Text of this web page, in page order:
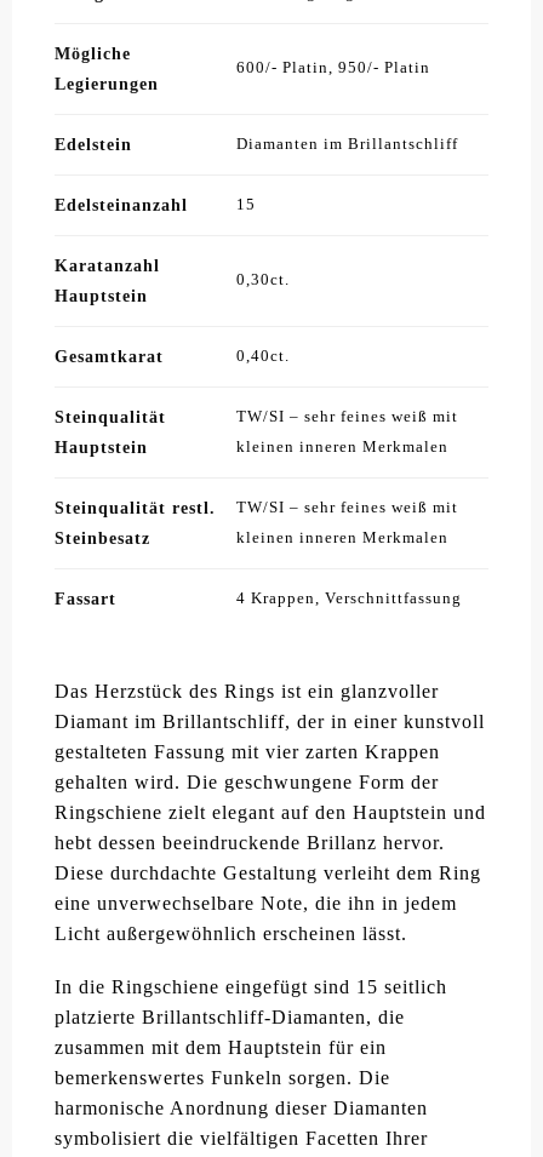
Mögliche
Legierungen
600/- Platin, 950/- Platin
Edelstein Diamanten im Brillantschliff
Edelsteinanzahl 15
Karatanzahl
Hauptstein
0,30ct.
Gesamtkarat 0,40ct.
Steinqualität
Hauptstein
TW/SI – sehr feines weiß mit
kleinen inneren Merkmalen
Steinqualität restl.
Steinbesatz
TW/SI – sehr feines weiß mit
kleinen inneren Merkmalen
Fassart 4 Krappen, Verschnittfassung
Das Herzstück des Rings ist ein glanzvoller
Diamant im Brillantschliff, der in einer kunstvoll
gestalteten Fassung mit vier zarten Krappen
gehalten wird. Die geschwungene Form der
Ringschiene zielt elegant auf den Hauptstein und
hebt dessen beeindruckende Brillanz hervor.
Diese durchdachte Gestaltung verleiht dem Ring
eine unverwechselbare Note, die ihn in jedem
Licht außergewöhnlich erscheinen lässt.
In die Ringschiene eingefügt sind 15 seitlich
platzierte Brillantschliff-Diamanten, die
zusammen mit dem Hauptstein für ein
bemerkenswertes Funkeln sorgen. Die
harmonische Anordnung dieser Diamanten
symbolisiert die vielfältigen Facetten Ihrer